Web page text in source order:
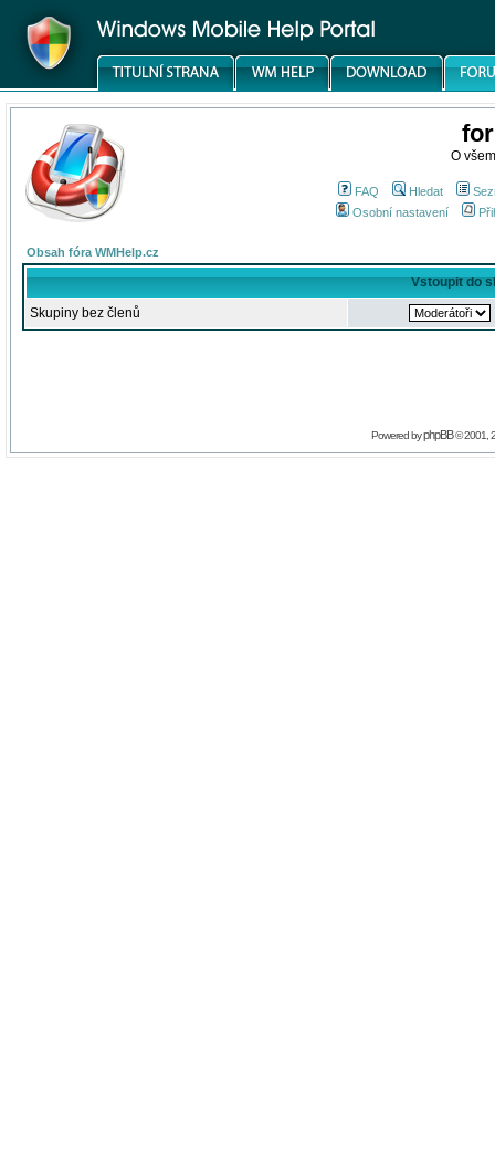
O
FAQ Hledat
Osobní nastavení
Obsah fóra WMHelp.cz
Vstoupit do
Skupiny bez členů
Powered byphpBB© 2001,